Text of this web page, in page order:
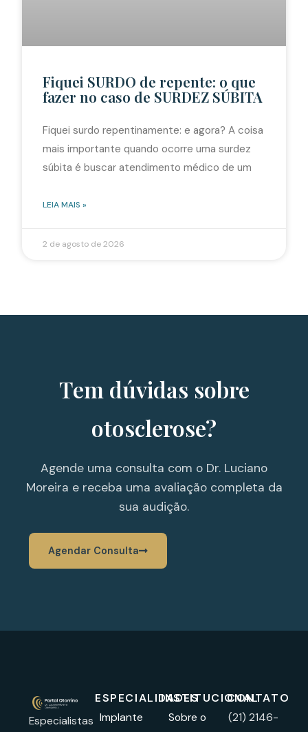
Fiquei SURDO de repente: o que
fazer no caso de SURDEZ SÚBITA
Fiquei surdo repentinamente: e agora? A coisa
mais importante quando ocorre uma surdez
súbita é buscar atendimento médico de um
LEIA MAIS »
2 de agosto de 2026
Tem dúvidas sobre
otosclerose?
Agende uma consulta com o Dr. Luciano
Moreira e receba uma avaliação completa da
sua audição.
Agendar Consulta
Especialistas
ESPECIALIDADES
Implante
INSTITUCIONAL
Sobre o
CONTATO
(21) 2146-